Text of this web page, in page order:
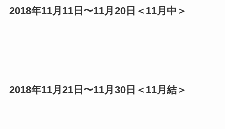
2018年11月11日〜11月20日＜11月中＞
2018年11月21日〜11月30日＜11月結＞